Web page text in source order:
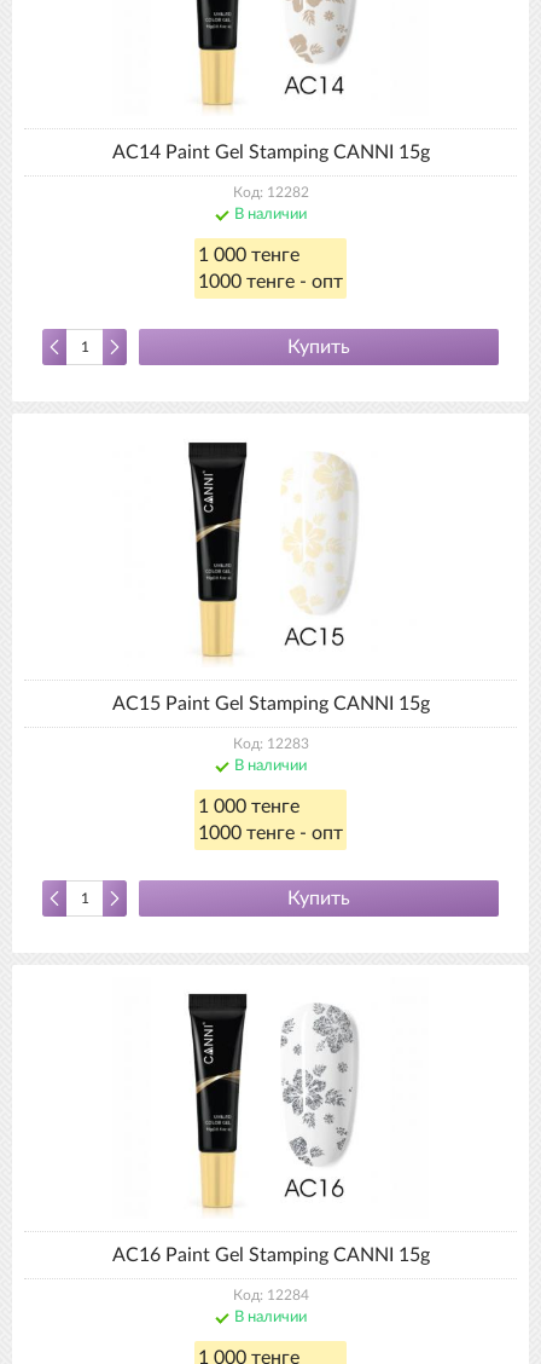
AC14 Paint Gel Stamping CANNI 15g
Код: 12282
В наличии
1 000 тенге
1000 тенге - опт
Купить
AC15 Paint Gel Stamping CANNI 15g
Код: 12283
В наличии
1 000 тенге
1000 тенге - опт
Купить
AC16 Paint Gel Stamping CANNI 15g
Код: 12284
В наличии
1 000 тенге